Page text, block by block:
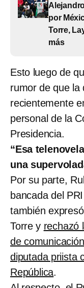
por
Torre,
más
Esto luego de
rumor de que la
recientemente
personal de la
Presidencia.
“Esa
una
Por su parte,
bancada del
también
Torre y rechazó
de
diputada priista
República.